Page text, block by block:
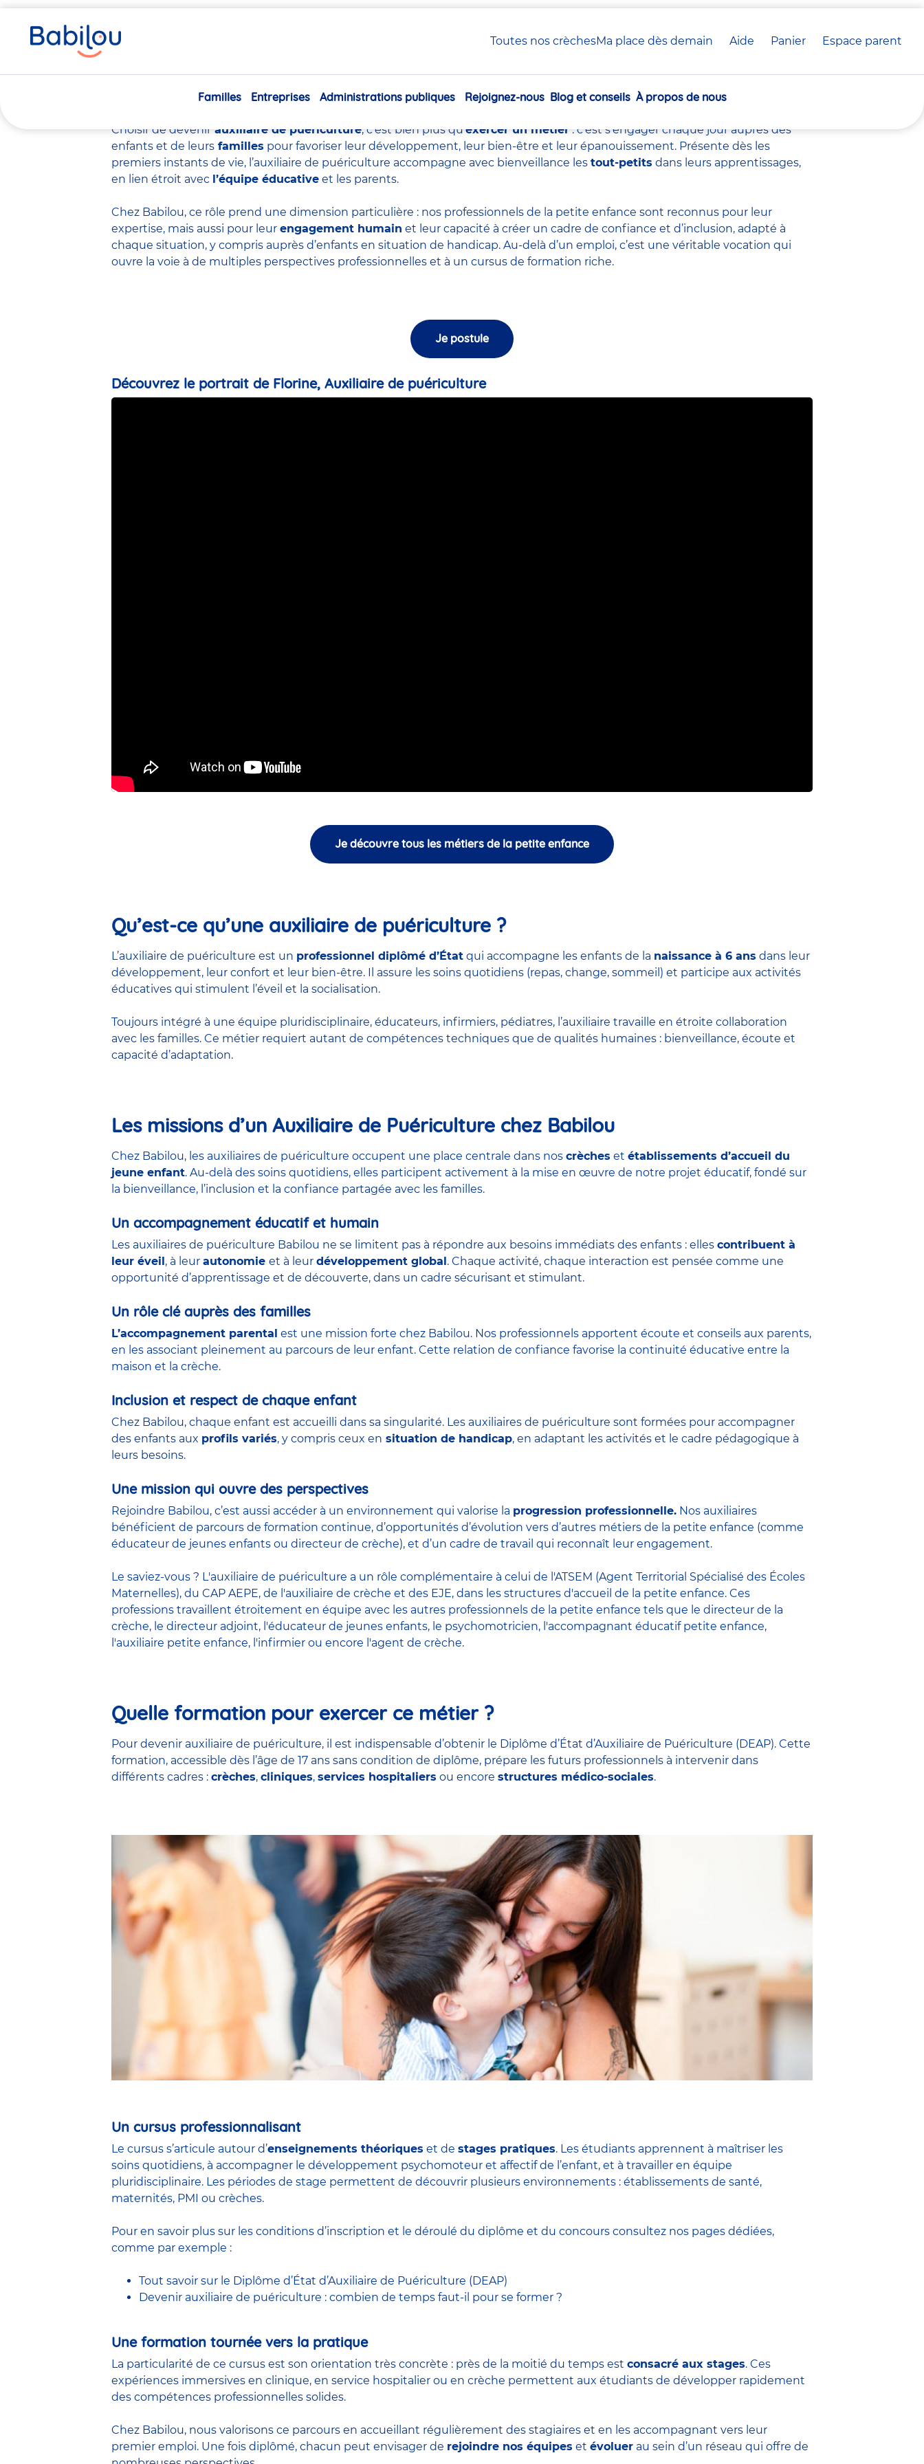
Toutes nos crèchesMa place dès demain Aide Panier crèche(s)
Espace parent
Navigation
Familles Entreprises Administrations publiques Rejoignez-nous Blog et conseils À propos de nous
êtes
ici
essentiel
Choisir de devenirauxiliaire de puériculture, c’est bien plus qu’exercer un métier: c’est s’engager chaque jour auprès des
enfants et de leurs familles pour favoriser leur développement, leur bien-être et leur épanouissement. Présente dès les
premiers instants de vie, l’auxiliaire de puériculture accompagne avec bienveillance les tout-petits dans leurs apprentissages,
en lien étroit avec l’équipe éducative et les parents.
Chez Babilou, ce rôle prend une dimension particulière : nos professionnels de la petite enfance sont reconnus pour leur
expertise, mais aussi pour leur engagement humain et leur capacité à créer un cadre de confiance et d’inclusion, adapté à
chaque situation, y compris auprès d’enfants en situation de handicap. Au-delà d’un emploi, c’est une véritable vocation qui
ouvre la voie à de multiples perspectives professionnelles et à un cursus de formation riche.
Je postule
Découvrez le portrait de Florine, Auxiliaire de puériculture
Je découvre tous les métiers de la petite enfance
Qu’est-ce qu’une auxiliaire de puériculture ?
L’auxiliaire de puériculture est un professionnel diplômé d’État qui accompagne les enfants de la naissance à 6 ans dans leur
développement, leur confort et leur bien-être. Il assure les soins quotidiens (repas, change, sommeil) et participe aux activités
éducatives qui stimulent l’éveil et la socialisation.
Toujours intégré à une équipe pluridisciplinaire, éducateurs, infirmiers, pédiatres, l’auxiliaire travaille en étroite collaboration
avec les familles. Ce métier requiert autant de compétences techniques que de qualités humaines : bienveillance, écoute et
capacité d’adaptation.
Les missions d’un Auxiliaire de Puériculture chez Babilou
Chez Babilou, les auxiliaires de puériculture occupent une place centrale dans nos crèches et établissements d’accueil du
jeune enfant. Au-delà des soins quotidiens, elles participent activement à la mise en œuvre de notre projet éducatif, fondé sur
la bienveillance, l’inclusion et la confiance partagée avec les familles.
Un accompagnement éducatif et humain
Les auxiliaires de puériculture Babilou ne se limitent pas à répondre aux besoins immédiats des enfants : elles contribuent à
leur éveil, à leur autonomie et à leur développement global. Chaque activité, chaque interaction est pensée comme une
opportunité d’apprentissage et de découverte, dans un cadre sécurisant et stimulant.
Un rôle clé auprès des familles
L’accompagnement parental est une mission forte chez Babilou. Nos professionnels apportent écoute et conseils aux parents,
en les associant pleinement au parcours de leur enfant. Cette relation de confiance favorise la continuité éducative entre la
maison et la crèche.
Inclusion et respect de chaque enfant
Chez Babilou, chaque enfant est accueilli dans sa singularité. Les auxiliaires de puériculture sont formées pour accompagner
des enfants aux profils variés, y compris ceux en situation de handicap, en adaptant les activités et le cadre pédagogique à
leurs besoins.
Une mission qui ouvre des perspectives
Rejoindre Babilou, c’est aussi accéder à un environnement qui valorise la progression professionnelle. Nos auxiliaires
bénéficient de parcours de formation continue, d’opportunités d’évolution vers d’autres métiers de la petite enfance (comme
éducateur de jeunes enfants ou directeur de crèche), et d’un cadre de travail qui reconnaît leur engagement.
Le saviez-vous ? L'auxiliaire de puériculture a un rôle complémentaire à celui de l'ATSEM (Agent Territorial Spécialisé des Écoles
Maternelles), du CAP AEPE, de l'auxiliaire de crèche et des EJE, dans les structures d'accueil de la petite enfance. Ces
professions travaillent étroitement en équipe avec les autres professionnels de la petite enfance tels que le directeur de la
crèche, le directeur adjoint, l'éducateur de jeunes enfants, le psychomotricien, l'accompagnant éducatif petite enfance,
l'auxiliaire petite enfance, l'infirmier ou encore l'agent de crèche.
Quelle formation pour exercer ce métier ?
Pour devenir auxiliaire de puériculture, il est indispensable d’obtenir le Diplôme d’État d’Auxiliaire de Puériculture (DEAP). Cette
formation, accessible dès l’âge de 17 ans sans condition de diplôme, prépare les futurs professionnels à intervenir dans
différents cadres : crèches, cliniques, services hospitaliers ou encore structures médico-sociales.
Un cursus professionnalisant
Le cursus s’articule autour d’enseignements théoriques et de stages pratiques. Les étudiants apprennent à maîtriser les
soins quotidiens, à accompagner le développement psychomoteur et affectif de l’enfant, et à travailler en équipe
pluridisciplinaire. Les périodes de stage permettent de découvrir plusieurs environnements : établissements de santé,
maternités, PMI ou crèches.
Pour en savoir plus sur les conditions d’inscription et le déroulé du diplôme et du concours consultez nos pages dédiées,
comme par exemple :
Tout savoir sur le Diplôme d’État d’Auxiliaire de Puériculture (DEAP)
Devenir auxiliaire de puériculture : combien de temps faut-il pour se former ?
Une formation tournée vers la pratique
La particularité de ce cursus est son orientation très concrète : près de la moitié du temps est consacré aux stages. Ces
expériences immersives en clinique, en service hospitalier ou en crèche permettent aux étudiants de développer rapidement
des compétences professionnelles solides.
Chez Babilou, nous valorisons ce parcours en accueillant régulièrement des stagiaires et en les accompagnant vers leur
premier emploi. Une fois diplômé, chacun peut envisager de rejoindre nos équipes et évoluer au sein d’un réseau qui offre de